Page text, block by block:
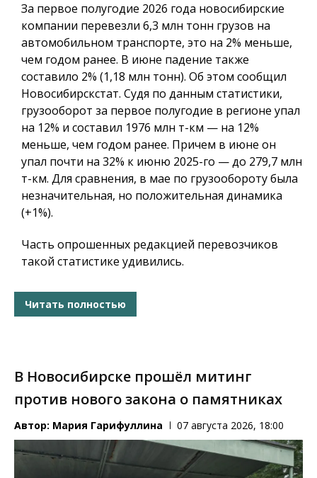
За первое полугодие 2026 года новосибирские
компании перевезли 6,3 млн тонн грузов на
автомобильном транспорте, это на 2% меньше,
чем годом ранее. В июне падение также
составило 2% (1,18 млн тонн). Об этом сообщил
Новосибирскстат. Судя по данным статистики,
грузооборот за первое полугодие в регионе упал
на 12% и составил 1976 млн т-км — на 12%
меньше, чем годом ранее. Причем в июне он
упал почти на 32% к июню 2025-го — до 279,7 млн
т-км. Для сравнения, в мае по грузообороту была
незначительная, но положительная динамика
(+1%).
Часть опрошенных редакцией перевозчиков
такой статистике удивились.
Читать полностью
В Новосибирске прошёл митинг
против нового закона о памятниках
Автор: Мария Гарифуллина 07 августа 2026, 18:00